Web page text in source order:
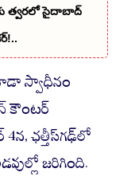
త్వరలో సైదాబాద్
స్వాధీనం
కౌంటర్
ఛత్తీస్‌గఢ్‌లో
జరిగింది.